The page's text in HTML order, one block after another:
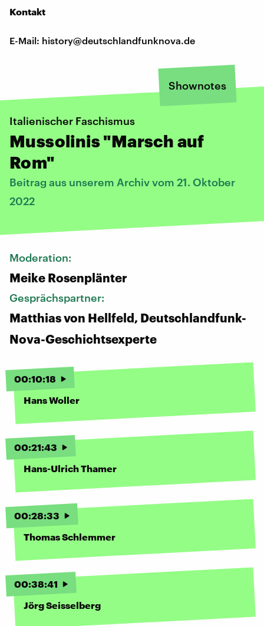
Kontakt
E-Mail: history@deutschlandfunknova.de
Shownotes
Italienischer Faschismus
Mussolinis "Marsch auf
Rom"
Beitrag aus unserem Archiv vom 21. Oktober
2022
Moderation:
Meike Rosenplänter
Gesprächspartner:
Matthias von Hellfeld, Deutschlandfunk-
Nova-Geschichtsexperte
00:10:18
Hans Woller
00:21:43
Hans-Ulrich Thamer
00:28:33
Thomas Schlemmer
00:38:41
Jörg Seisselberg